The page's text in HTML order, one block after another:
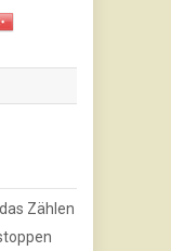
Zählen